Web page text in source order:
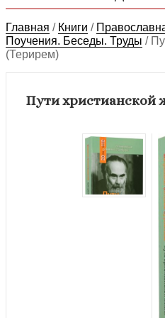
Главная / Книги /
Поучения. Беседы. Труды /
(Терирем)
Пути христианской